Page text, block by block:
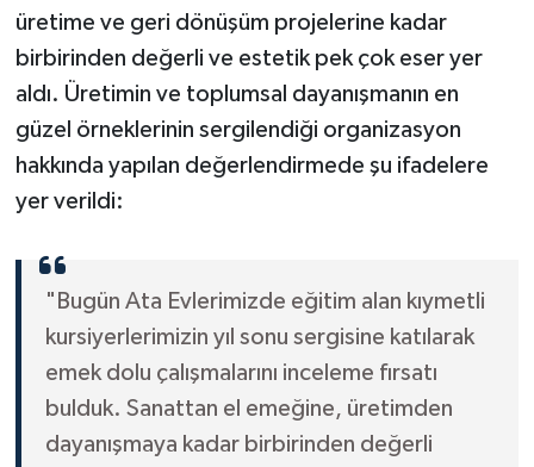
üretime ve geri dönüşüm projelerine kadar
birbirinden değerli ve estetik pek çok eser yer
aldı. Üretimin ve toplumsal dayanışmanın en
güzel örneklerinin sergilendiği organizasyon
hakkında yapılan değerlendirmede şu ifadelere
yer verildi:
"Bugün Ata Evlerimizde eğitim alan kıymetli
kursiyerlerimizin yıl sonu sergisine katılarak
emek dolu çalışmalarını inceleme fırsatı
bulduk. Sanattan el emeğine, üretimden
dayanışmaya kadar birbirinden değerli